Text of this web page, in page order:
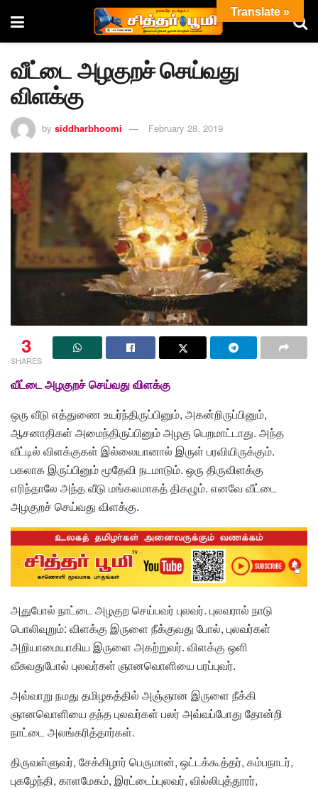
வீட்டை அழகுறச் செய்வது
விளக்கு
by siddharbhoomi February 28, 2019
3
SHARES
வீட்டை அழகுறச் செய்வது விளக்கு
ஒரு வீடு எத்துணை உயர்ந்திருப்பினும், அகன்றிருப்பினும்,
ஆசனாதிகள் அமைந்திருப்பினும் அழகு பெறமாட்டாது. அந்த
வீட்டில் விளக்குகள் இல்லையானால் இருள் பரவியிருக்கும்.
பகலாக இருப்பினும் மூதேவி நடமாடும். ஒரு திருவிளக்கு
எரிந்தாலே அந்த வீடு மங்கலமாகத் திகழும். எனவே வீட்டை
அழகுறச் செய்வது விளக்கு.
அதுபோல் நாட்டை அழகுற செய்பவர் புலவர். புலவரால் நாடு
பொலிவுறும்: விளக்கு இருளை நீக்குவது போல், புலவர்கள்
அறியாமையாகிய இருளை அகற்றுவர். விளக்கு ஒளி
வீசுவதுபோல் புலவர்கள் ஞானவொளியை பரப்புவர்.
அவ்வாறு நமது தமிழகத்தில் அஞ்ஞான இருளை நீக்கி
ஞானவொளியை தந்த புலவர்கள் பலர் அவ்வப்போது தோன்றி
நாட்டை அலங்கரித்தார்கள்.
திருவள்ளுவர், சேக்கிழார் பெருமான், ஒட்டக்கூத்தர், கம்பநாடர்,
புகழேந்தி, காளமேகம், இரட்டைப்புலவர், வில்லிபுத்தூரர்,
Translate »